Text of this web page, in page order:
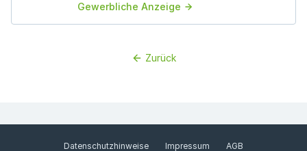
Gewerbliche Anzeige
Zurück
Datenschutzhinweise Impressum AGB